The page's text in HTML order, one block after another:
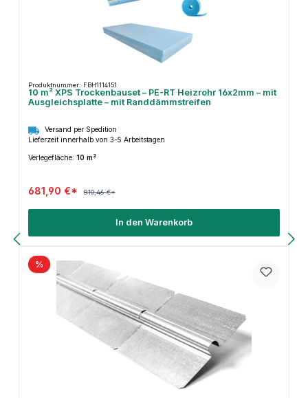
Produktnummer: FBH1114151
10 m² XPS Trockenbauset – PE-RT Heizrohr 16x2mm – mit
Ausgleichsplatte – mit Randdämmstreifen
Versand per Spedition
Lieferzeit innerhalb von 3-5 Arbeitstagen
Verlegefläche: 10 m²
681,90 €* 810,46 €*
In den Warenkorb
%